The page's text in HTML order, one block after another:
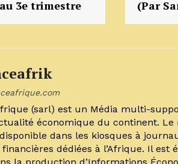
3e trimestre
(Par
(sarl) est un Média multi-
économique du continent.
dans les kiosques à
dédiées à l’Afrique. Il